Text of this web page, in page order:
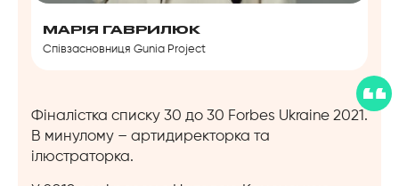
МАРІЯ ГАВРИЛЮК
Співзасновниця Gunia Project
Фіналістка списку 30 до 30 Forbes Ukraine 2021.
В минулому – артидиректорка та
ілюстраторка.